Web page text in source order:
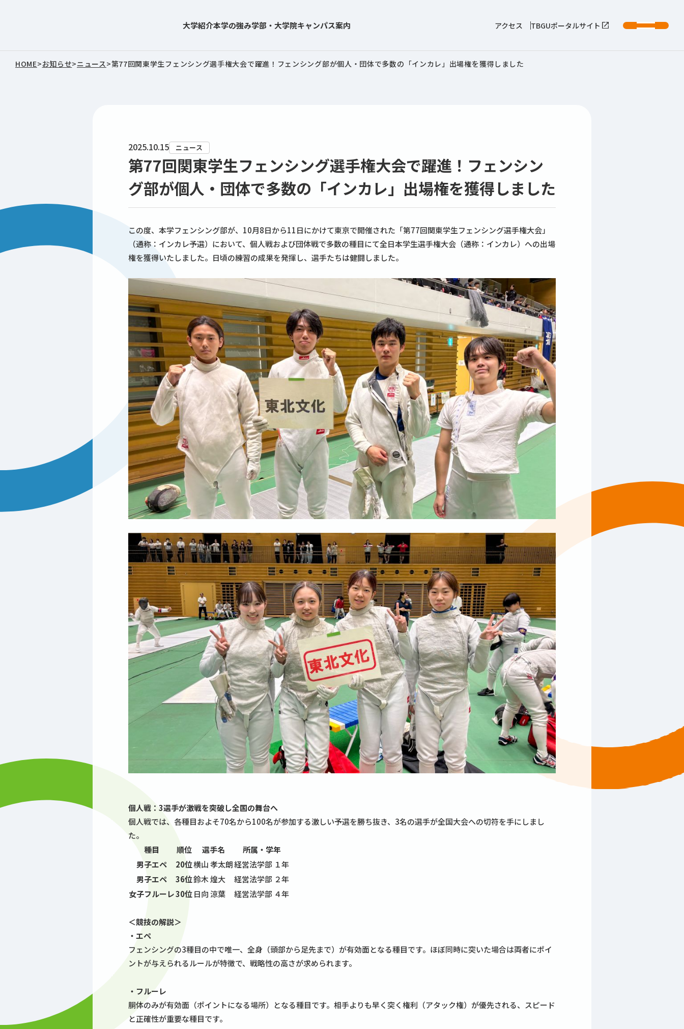
大学紹介本学の強み学部・大学院キャンパス案内 アクセス TBGUポータルサイト
HOME>お知らせ>ニュース >第77回関東学生フェンシング選手権大会で躍進！フェンシング部が個人・団体で多数の「インカレ」出場権を獲得しました
2025.10.15 ニュース
第77回関東学生フェンシング選手権大会で躍進！フェンシン
グ部が個人・団体で多数の「インカレ」出場権を獲得しました
この度、本学フェンシング部が、10月8日から11日にかけて東京で開催された「第77回関東学生フェンシング選手権大会」
（通称：インカレ予選）において、個人戦および団体戦で多数の種目にて全日本学生選手権大会（通称：インカレ）への出場
権を獲得いたしました。日頃の練習の成果を発揮し、選手たちは健闘しました。
個人戦：3選手が激戦を突破し全国の舞台へ
個人戦では、各種目およそ70名から100名が参加する激しい予選を勝ち抜き、3名の選手が全国大会への切符を手にしまし
た。
種目
順位 選手名
所属・学年
男子エペ
20位横山 孝太朗経営法学部 １年
男子エペ
36位鈴木 煌大
経営法学部 ２年
女子フルーレ30位日向 涼葉 経営法学部 ４年
＜競技の解説＞
・エペ
フェンシングの3種目の中で唯一、全身（頭部から足先まで）が有効面となる種目です。ほぼ同時に突いた場合は両者にポイ
ントが与えられるルールが特徴で、戦略性の高さが求められます。
・フルーレ
胴体のみが有効面（ポイントになる場所）となる種目です。相手よりも早く突く権利（アタック権）が優先される、スピード
と正確性が重要な種目です。